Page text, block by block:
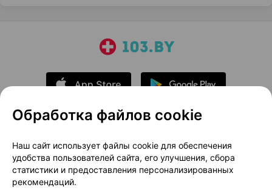
О проекте
Новости проекта
Размещение рекламы
Медицинский маркетинг
Публичный договор
Доставка
Обработка файлов cookie
Наш сайт использует файлы cookie для обеспечения
удобства пользователей сайта, его улучшения, сбора
статистики и предоставления персонализированных
рекомендаций.